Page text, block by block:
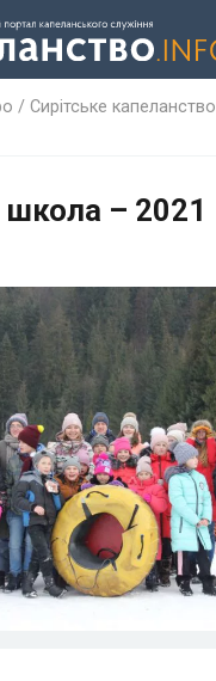
/ Сирітське капеланство
школа – 2021